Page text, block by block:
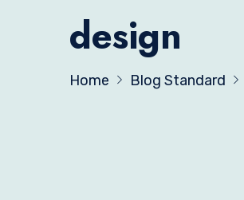
design
Home Blog Standard